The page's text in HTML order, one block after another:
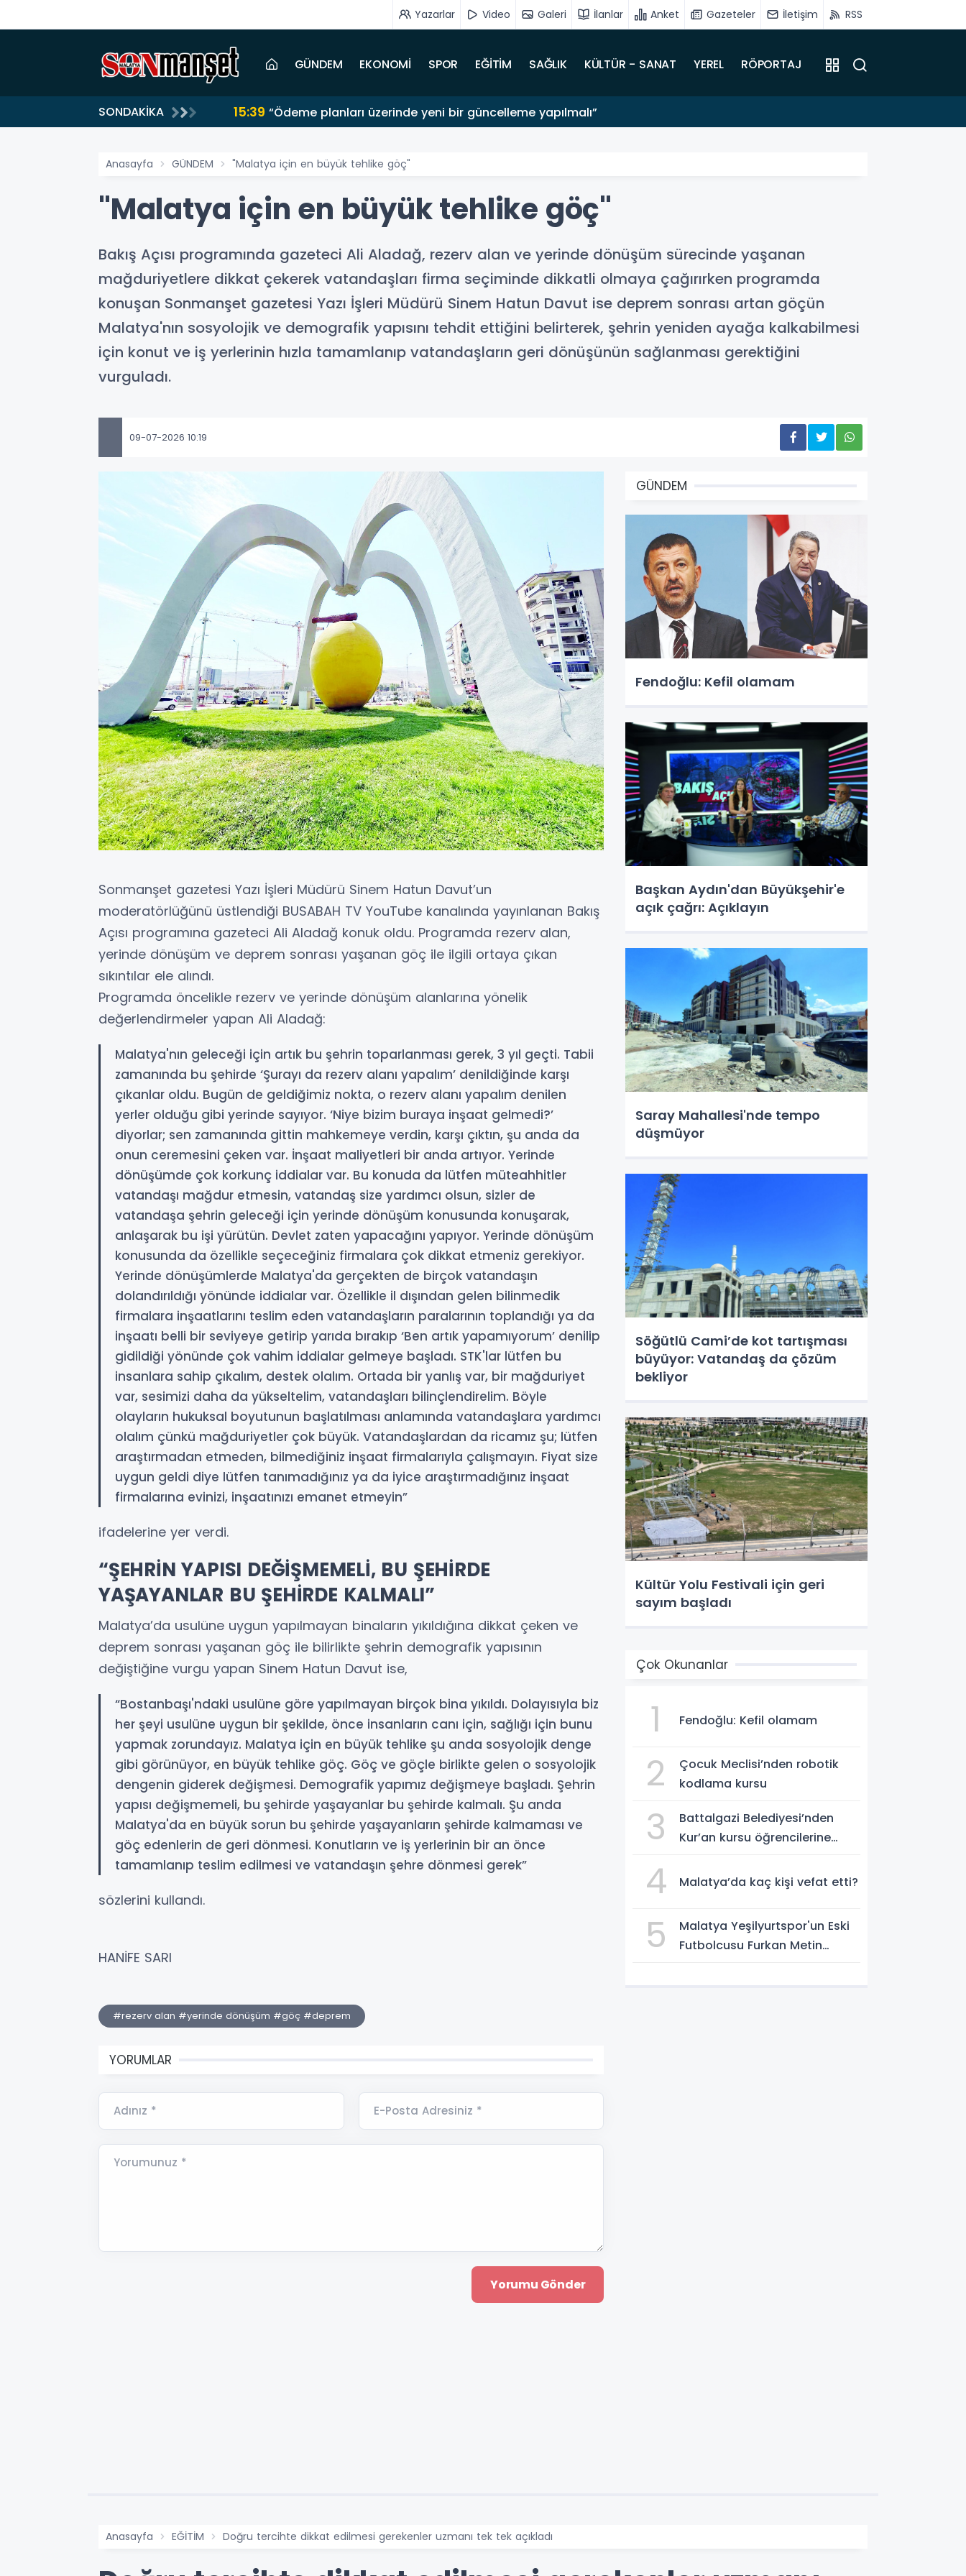
Yazarlar Video Galeri İlanlar Anket Gazeteler İletişim RSS
GÜNDEM EKONOMİ SPOR EĞİTİM SAĞLIK KÜLTÜR - SANAT YEREL RÖPORTAJ
SONDAKİKA 15:39 “Ödeme planları üzerinde yeni bir güncelleme yapılmalı”
Anasayfa GÜNDEM "Malatya için en büyük tehlike göç"
"Malatya için en büyük tehlike göç"
Bakış Açısı programında gazeteci Ali Aladağ, rezerv alan ve yerinde dönüşüm sürecinde yaşanan
mağduriyetlere dikkat çekerek vatandaşları firma seçiminde dikkatli olmaya çağırırken programda
konuşan Sonmanşet gazetesi Yazı İşleri Müdürü Sinem Hatun Davut ise deprem sonrası artan göçün
Malatya'nın sosyolojik ve demografik yapısını tehdit ettiğini belirterek, şehrin yeniden ayağa kalkabilmesi
için konut ve iş yerlerinin hızla tamamlanıp vatandaşların geri dönüşünün sağlanması gerektiğini
vurguladı.
09-07-2026 10:19
Sonmanşet gazetesi Yazı İşleri Müdürü Sinem Hatun Davut’un
moderatörlüğünü üstlendiği BUSABAH TV YouTube kanalında yayınlanan Bakış
Açısı programına gazeteci Ali Aladağ konuk oldu. Programda rezerv alan,
yerinde dönüşüm ve deprem sonrası yaşanan göç ile ilgili ortaya çıkan
sıkıntılar ele alındı.
Programda öncelikle rezerv ve yerinde dönüşüm alanlarına yönelik
değerlendirmeler yapan Ali Aladağ:
Malatya'nın geleceği için artık bu şehrin toparlanması gerek, 3 yıl geçti. Tabii
zamanında bu şehirde ‘Şurayı da rezerv alanı yapalım’ denildiğinde karşı
çıkanlar oldu. Bugün de geldiğimiz nokta, o rezerv alanı yapalım denilen
yerler olduğu gibi yerinde sayıyor. ‘Niye bizim buraya inşaat gelmedi?’
diyorlar; sen zamanında gittin mahkemeye verdin, karşı çıktın, şu anda da
onun ceremesini çeken var. İnşaat maliyetleri bir anda artıyor. Yerinde
dönüşümde çok korkunç iddialar var. Bu konuda da lütfen müteahhitler
vatandaşı mağdur etmesin, vatandaş size yardımcı olsun, sizler de
vatandaşa şehrin geleceği için yerinde dönüşüm konusunda konuşarak,
anlaşarak bu işi yürütün. Devlet zaten yapacağını yapıyor. Yerinde dönüşüm
konusunda da özellikle seçeceğiniz firmalara çok dikkat etmeniz gerekiyor.
Yerinde dönüşümlerde Malatya'da gerçekten de birçok vatandaşın
dolandırıldığı yönünde iddialar var. Özellikle il dışından gelen bilinmedik
firmalara inşaatlarını teslim eden vatandaşların paralarının toplandığı ya da
inşaatı belli bir seviyeye getirip yarıda bırakıp ‘Ben artık yapamıyorum’ denilip
gidildiği yönünde çok vahim iddialar gelmeye başladı. STK'lar lütfen bu
insanlara sahip çıkalım, destek olalım. Ortada bir yanlış var, bir mağduriyet
var, sesimizi daha da yükseltelim, vatandaşları bilinçlendirelim. Böyle
olayların hukuksal boyutunun başlatılması anlamında vatandaşlara yardımcı
olalım çünkü mağduriyetler çok büyük. Vatandaşlardan da ricamız şu; lütfen
araştırmadan etmeden, bilmediğiniz inşaat firmalarıyla çalışmayın. Fiyat size
uygun geldi diye lütfen tanımadığınız ya da iyice araştırmadığınız inşaat
firmalarına evinizi, inşaatınızı emanet etmeyin”
ifadelerine yer verdi.
“ŞEHRİN YAPISI DEĞİŞMEMELİ, BU ŞEHİRDE
YAŞAYANLAR BU ŞEHİRDE KALMALI”
Malatya’da usulüne uygun yapılmayan binaların yıkıldığına dikkat çeken ve
deprem sonrası yaşanan göç ile bilirlikte şehrin demografik yapısının
değiştiğine vurgu yapan Sinem Hatun Davut ise,
“Bostanbaşı'ndaki usulüne göre yapılmayan birçok bina yıkıldı. Dolayısıyla biz
her şeyi usulüne uygun bir şekilde, önce insanların canı için, sağlığı için bunu
yapmak zorundayız. Malatya için en büyük tehlike şu anda sosyolojik denge
gibi görünüyor, en büyük tehlike göç. Göç ve göçle birlikte gelen o sosyolojik
dengenin giderek değişmesi. Demografik yapımız değişmeye başladı. Şehrin
yapısı değişmemeli, bu şehirde yaşayanlar bu şehirde kalmalı. Şu anda
Malatya'da en büyük sorun bu şehirde yaşayanların şehirde kalmaması ve
göç edenlerin de geri dönmesi. Konutların ve iş yerlerinin bir an önce
tamamlanıp teslim edilmesi ve vatandaşın şehre dönmesi gerek”
sözlerini kullandı.
HANİFE SARI
#rezerv alan #yerinde dönüşüm #göç #deprem
YORUMLAR
Adınız * E-Posta Adresiniz *
Yorumunuz *
GÜNDEM
Fendoğlu: Kefil olamam
Başkan Aydın'dan Büyükşehir'e
açık çağrı: Açıklayın
Saray Mahallesi'nde tempo
düşmüyor
Söğütlü Cami’de kot tartışması
büyüyor: Vatandaş da çözüm
bekliyor
Kültür Yolu Festivali için geri
sayım başladı
Çok Okunanlar
1 Fendoğlu: Kefil olamam
2
Çocuk Meclisi’nden robotik
kodlama kursu
3
Battalgazi Belediyesi’nden
Kur’an kursu öğrencilerine
4 Malatya’da kaç kişi vefat etti?
5
Malatya Yeşilyurtspor'un Eski
Futbolcusu Furkan Metin
Anasayfa EĞİTİM Doğru tercihte dikkat edilmesi gerekenler uzmanı tek tek açıkladı